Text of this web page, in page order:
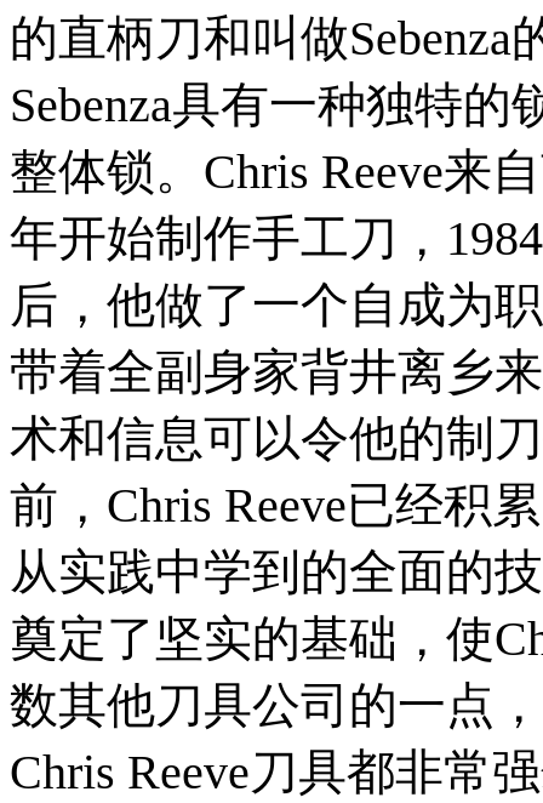
的直柄刀和叫做
Sebenza具有一种独特的
整体锁。Chris Reeve来
年开始制作手工刀，
后，他做了一个自成为
带着全副身家背井离乡
术和信息可以令他的制
前，Chris Reeve已经积
从实践中学到的全面的
奠定了坚实的基础，使
数其他刀具公司的一点
Chris Reeve刀具都非常